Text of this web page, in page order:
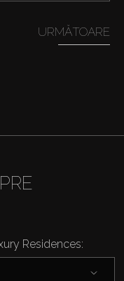
URMĂTOARE
Residences: